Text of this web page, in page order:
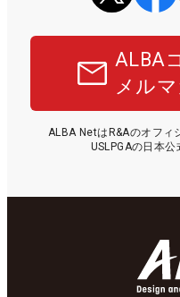
ALBA
メル
ALBA NetはR&Aのオフィ
USLPGAの日本公